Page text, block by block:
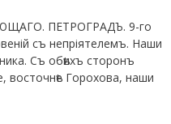
ПЕТРОГРАДЪ. 9-го
съ непріятелемъ. Наши
Съ обѣихъ сторонъ
восточнѣе Горохова, наши